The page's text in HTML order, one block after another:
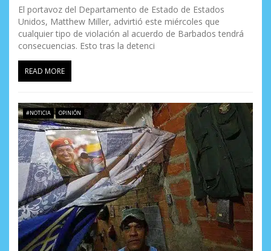
El portavoz del Departamento de Estado de Estados
Unidos, Matthew Miller, advirtió este miércoles que
cualquier tipo de violación al acuerdo de Barbados tendrá
consecuencias. Esto tras la detenci
READ MORE
#NOTICIA OPINIÓN